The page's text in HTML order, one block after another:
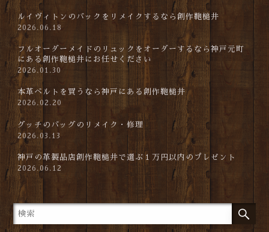
ルイヴィトンのバックをリメイクするなら創作鞄槌井
2026.06.18
フルオーダーメイドのリュックをオーダーするなら神戸元町
にある創作鞄槌井にお任せください
2026.01.30
本革ベルトを買うなら神戸にある創作鞄槌井
2026.02.20
グッチのバッグのリメイク・修理
2026.03.13
神戸の革製品店創作鞄槌井で選ぶ１万円以内のプレゼント
2026.06.12